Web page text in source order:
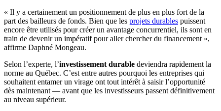
« Il y a certainement un positionnement de plus en plus fort de la
part des bailleurs de fonds. Bien que les projets durables puissent
encore être utilisés pour créer un avantage concurrentiel, ils sont en
train de devenir un impératif pour aller chercher du financement »,
affirme Daphné Mongeau.
Selon l’experte, l’investissement durable deviendra rapidement la
norme au Québec. C’est entre autres pourquoi les entreprises qui
souhaitent entamer un virage ont tout intérêt à saisir l’opportunité
dès maintenant — avant que les investisseurs passent définitivement
au niveau supérieur.